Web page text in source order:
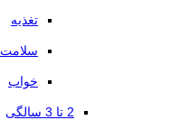
تغذیه
سلامت
خواب
2 تا 3 سالگی